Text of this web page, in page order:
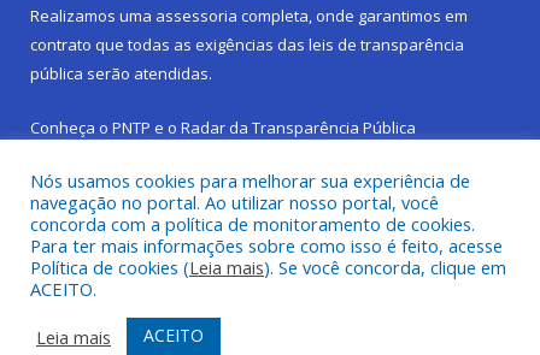
Realizamos uma assessoria completa, onde garantimos em
contrato que todas as exigências das leis de transparência
pública serão atendidas.
Conheça o PNTP e o Radar da Transparência Pública
Todos os direitos reservados a Prefeitura Municipal de São
Sebastião da Boa Vista.
Frequência Online
Mapa do Site
Nós usamos cookies para melhorar sua experiência de
navegação no portal. Ao utilizar nosso portal, você
concorda com a política de monitoramento de cookies.
Para ter mais informações sobre como isso é feito, acesse
Política de cookies (Leia mais). Se você concorda, clique em
ACEITO.
Leia mais
ACEITO